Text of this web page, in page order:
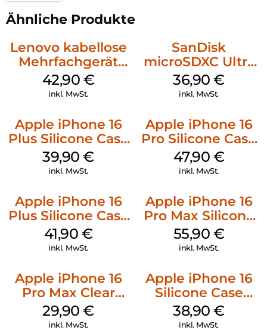
Ähnliche Produkte
Lenovo kabellose
Mehrfachgerät
Luna Grey
42,90 €
inkl. MwSt.
SanDisk
microSDXC Ultra
128 GB + Adapter
Mobile
36,90€
inkl. MwSt.
Apple iPhone 16
Plus Silicone Case
MagSafe Plum
39,90€
inkl. MwSt.
Apple iPhone 16
Pro Silicone Case
MagSafe Denim
47,90 €
inkl. MwSt.
Apple iPhone 16
Plus Silicone Case
MagSafe Stone
Gray
41,90 €
inkl. MwSt.
Apple iPhone 16
Pro Max Silicone
Case MagSafe
Stone Gray
55,90 €
inkl. MwSt.
Apple iPhone 16
Pro Max Clear
Case MagSafe
Transparent
29,90€
inkl. MwSt.
Apple iPhone 16
Silicone Case
MagSafe
Ultramarine
38,90€
inkl. MwSt.